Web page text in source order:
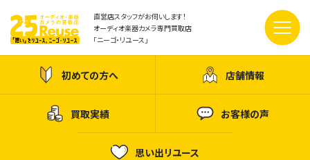
直営店スタッフがお伺いします！
オーディオ楽器カメラ専門買取店
「ニーゴ・リユース」
初めての方へ 店舗情報
買取実績 お客様の声
思い出リユース